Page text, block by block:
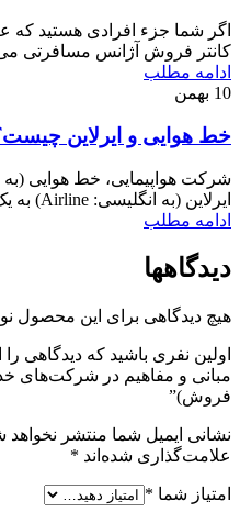
اگر شما جزء افرادی هستید که
کانتر فروش آژانس مسافرتی
ادامه مطلب
10 بهمن
خط هوایی و ایرلاین
ایرلاین (به انگلیسی: Airline) به یک گروه تجاری گفته می‌شود که...
ادامه مطلب
دیدگاهها
هیچ دیدگاهی برای این محصول
اولین نفری باشید که دیدگاهی
مبانی و مفاهیم در شرکت‌های
فروش)”
نشانی ایمیل شما منتشر نخواهد
علامت‌گذاری شده‌اند *
امتیاز شما *